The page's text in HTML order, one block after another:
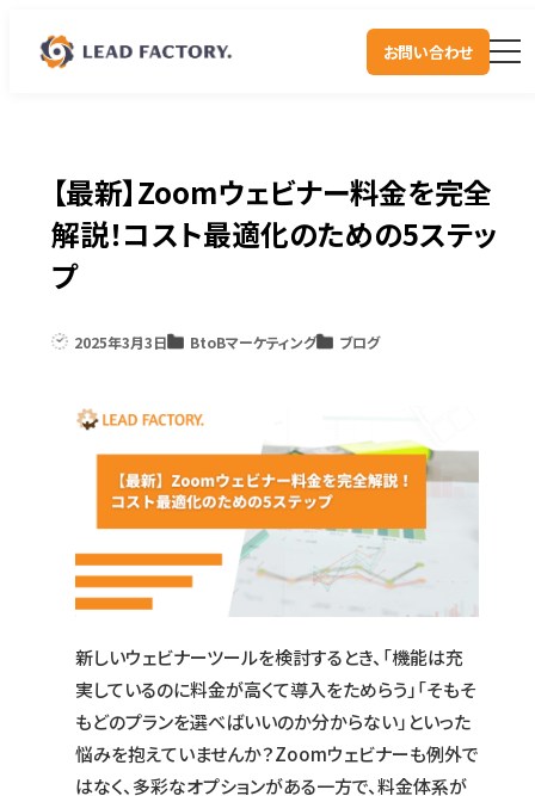
お問い合わせ
【最新】Zoomウェビナー料金を完全
解説！コスト最適化のための5ステッ
プ
2025年3月3日 BtoBマーケティング ブログ
新しいウェビナーツールを検討するとき、「機能は充
実しているのに料金が高くて導入をためらう」「そもそ
もどのプランを選べばいいのか分からない」といった
悩みを抱えていませんか？Zoomウェビナーも例外で
はなく、多彩なオプションがある一方で、料金体系が